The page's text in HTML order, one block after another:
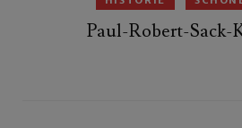
Paul-Robert-Sack-